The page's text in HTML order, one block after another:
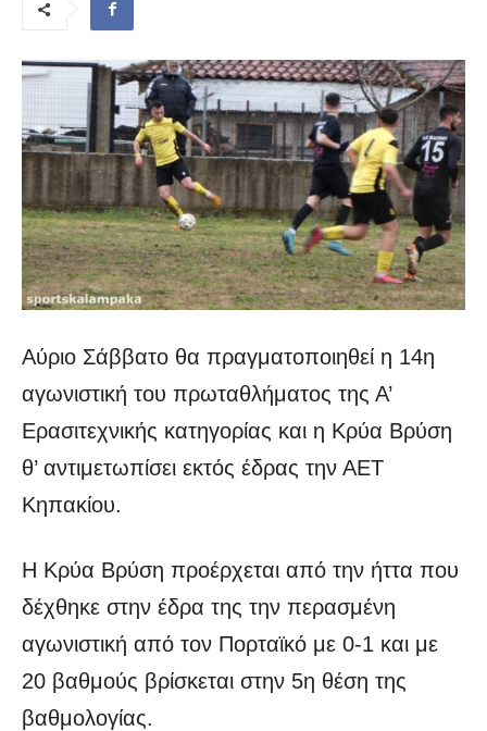
Αύριο Σάββατο θα πραγματοποιηθεί η 14η
αγωνιστική του πρωταθλήματος της Α’
Ερασιτεχνικής κατηγορίας και η Κρύα Βρύση
θ’ αντιμετωπίσει εκτός έδρας την ΑΕΤ
Κηπακίου.
Η Κρύα Βρύση προέρχεται από την ήττα που
δέχθηκε στην έδρα της την περασμένη
αγωνιστική από τον Πορταϊκό με 0-1 και με
20 βαθμούς βρίσκεται στην 5η θέση της
βαθμολογίας.